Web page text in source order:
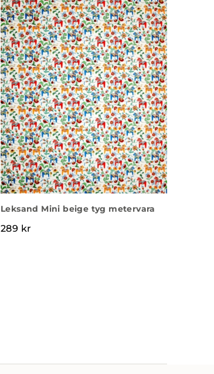
Leksand Mini beige tyg metervara
289 kr